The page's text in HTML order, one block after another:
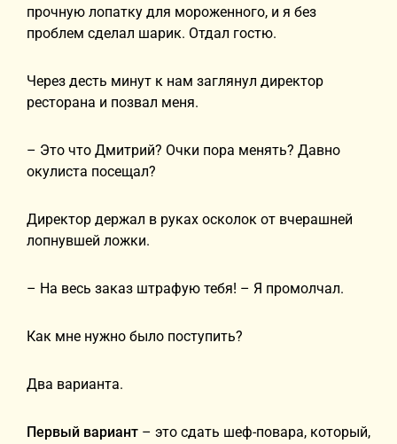
прочную лопатку для мороженного, и я без
проблем сделал шарик. Отдал гостю.
Через десть минут к нам заглянул директор
ресторана и позвал меня.
– Это что Дмитрий? Очки пора менять? Давно
окулиста посещал?
Директор держал в руках осколок от вчерашней
лопнувшей ложки.
– На весь заказ штрафую тебя! – Я промолчал.
Как мне нужно было поступить?
Два варианта.
Первый вариант – это сдать шеф-повара, который,